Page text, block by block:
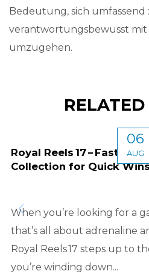
Bedeutung, sich
verantwortungsbewusst
umzugehen.
06
AUG
Royal Reels 17 –
Collection for Quick
When you’re looking for a
that’s all about adrenaline
Royal Reels 17 steps up to
you’re winding down...